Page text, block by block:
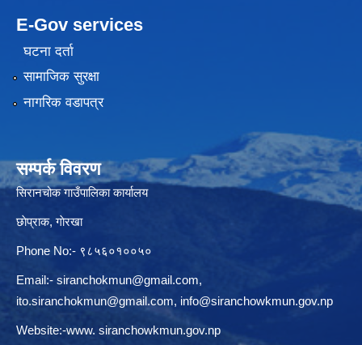
E-Gov services
घटना दर्ता
सामाजिक सुरक्षा
नागरिक वडापत्र
सम्पर्क विवरण
सिरानचोक गाउँपालिका कार्यालय
छाेप्राक, गाेरखा
Phone No:- ९८५६०१००५०
Email:- siranchokmun@gmail.com,
ito.siranchokmun@gmail.com, info@siranchowkmun.gov.np
Website:-www. siranchowkmun.gov.np